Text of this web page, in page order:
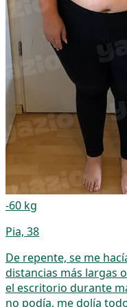
-60 kg
Pia, 38
De repente, se me
distancias más largas
el escritorio durante
no podía, me dolía